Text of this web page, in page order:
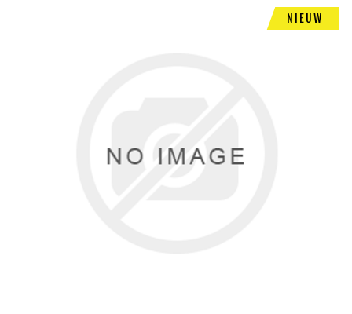
NIEUW